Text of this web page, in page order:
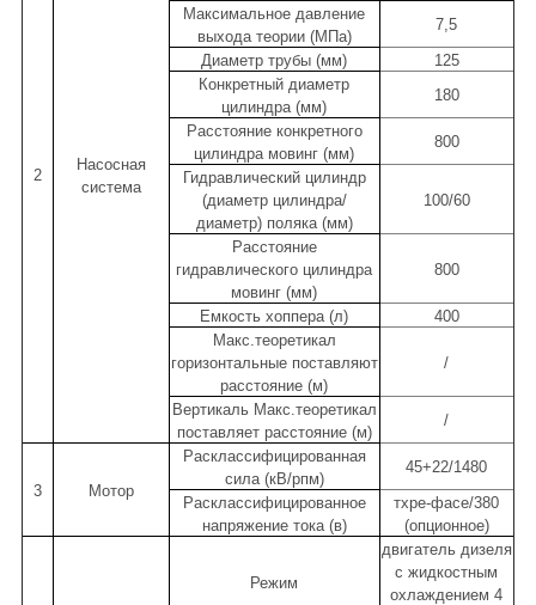
2
Насосная
система
Максимальное давление
выхода теории (МПа)
7,5
Диаметр трубы (мм)
125
Конкретный диаметр
цилиндра (мм)
180
Расстояние конкретного
цилиндра мовинг (мм)
800
Гидравлический цилиндр
(диаметр цилиндра/
диаметр) поляка (мм)
100/60
Расстояние
гидравлического цилиндра
мовинг (мм)
800
Емкость хоппера (л)
400
Макс.теоретикал
горизонтальные поставляют
расстояние (м)
/
Вертикаль Макс.теоретикал
поставляет расстояние (м)
/
3 Мотор
Расклассифицированная
сила (кВ/рпм)
45+22/1480
Расклассифицированное
напряжение тока (в)
тхре-фасе/380
(опционное)
Режим
двигатель дизеля
с жидкостным
охлаждением 4